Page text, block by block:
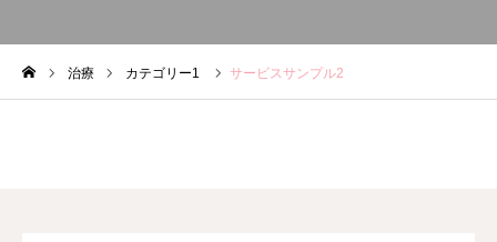
治療 カテゴリー1 サービスサンプル2
YOUTUBE